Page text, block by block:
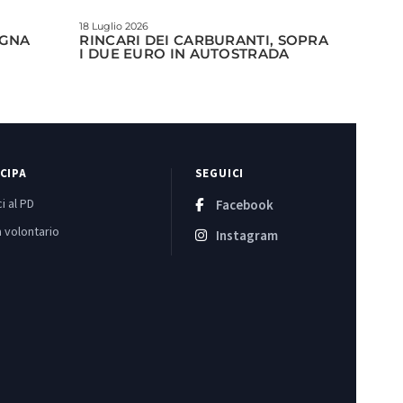
18 Luglio 2026
RINCARI DEI CARBURANTI, SOPRA
I DUE EURO IN AUTOSTRADA
al PD
volontario
SEGUICI
Facebook
Instagram